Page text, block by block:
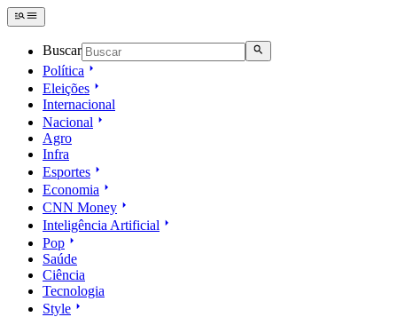
Buscar
Política
Eleições
Internacional
Nacional
Agro
Infra
Esportes
Economia
CNN Money
Inteligência Artificial
Pop
Saúde
Ciência
Tecnologia
Style